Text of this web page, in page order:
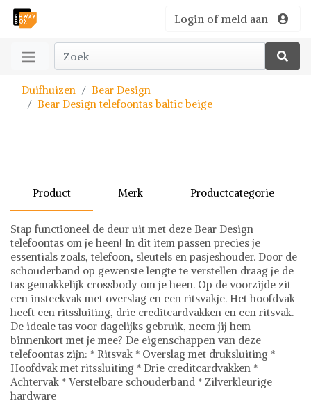
Login of meld aan
Duifhuizen
Bear Design
Bear Design telefoontas baltic beige
Product Merk Productcategorie
Stap functioneel de deur uit met deze Bear Design
telefoontas om je heen! In dit item passen precies je
essentials zoals, telefoon, sleutels en pasjeshouder. Door de
schouderband op gewenste lengte te verstellen draag je de
tas gemakkelijk crossbody om je heen. Op de voorzijde zit
een insteekvak met overslag en een ritsvakje. Het hoofdvak
heeft een ritssluiting, drie creditcardvakken en een ritsvak.
De ideale tas voor dagelijks gebruik, neem jij hem
binnenkort met je mee? De eigenschappen van deze
telefoontas zijn: * Ritsvak * Overslag met druksluiting *
Hoofdvak met ritssluiting * Drie creditcardvakken *
Achtervak * Verstelbare schouderband * Zilverkleurige
hardware